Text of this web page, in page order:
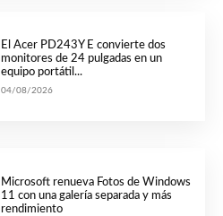
El Acer PD243Y E convierte dos
monitores de 24 pulgadas en un
equipo portátil...
04/08/2026
Microsoft renueva Fotos de Windows
11 con una galería separada y más
rendimiento